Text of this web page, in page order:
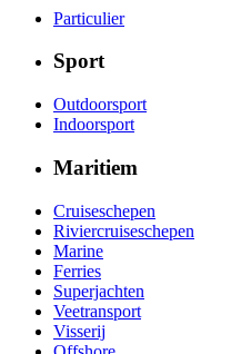
Particulier
Sport
Outdoorsport
Indoorsport
Maritiem
Cruiseschepen
Riviercruiseschepen
Marine
Ferries
Superjachten
Veetransport
Visserij